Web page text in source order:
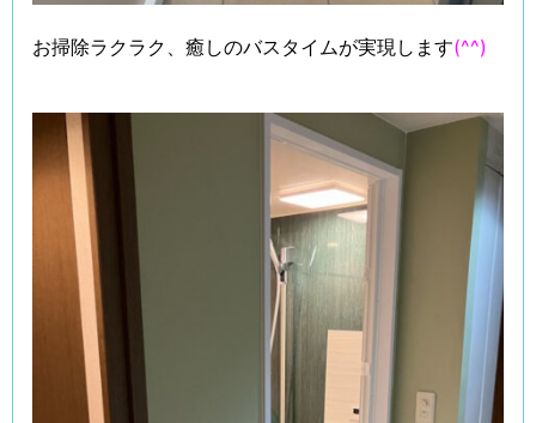
お掃除ラクラク、癒しのバスタイムが実現します(^^)